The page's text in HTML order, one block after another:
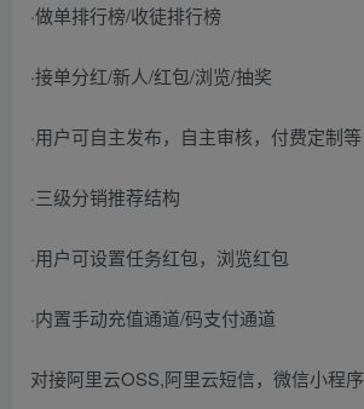
·做单排行榜/收徒排行榜
·接单分红/新人/红包/浏览/抽奖
·用户可自主发布，自主审核，付费定制等
·三级分销推荐结构
·用户可设置任务红包，浏览红包
·内置手动充值通道/码支付通道
对接阿里云OSS,阿里云短信，微信小程序